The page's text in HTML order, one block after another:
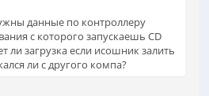
данные по контроллеру
с которого запускаешь CD
ли загрузка если исошник залить
ли с другого компа?